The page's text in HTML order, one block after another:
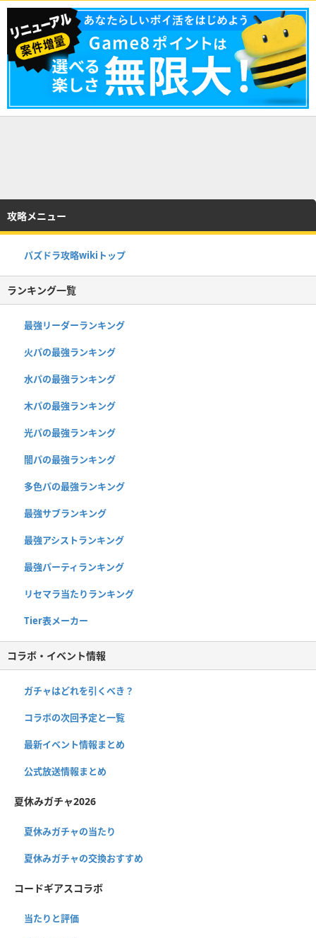
攻略メニュー
パズドラ攻略wikiトップ
ランキング一覧
最強リーダーランキング
火パの最強ランキング
水パの最強ランキング
木パの最強ランキング
光パの最強ランキング
闇パの最強ランキング
多色パの最強ランキング
最強サブランキング
最強アシストランキング
最強パーティランキング
リセマラ当たりランキング
Tier表メーカー
コラボ・イベント情報
ガチャはどれを引くべき？
コラボの次回予定と一覧
最新イベント情報まとめ
公式放送情報まとめ
夏休みガチャ2026
夏休みガチャの当たり
夏休みガチャの交換おすすめ
コードギアスコラボ
当たりと評価